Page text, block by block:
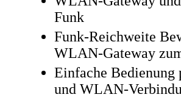
Funk
Funk-Reichweite
WLAN-Gateway
Einfache Bedienung
und WLAN-